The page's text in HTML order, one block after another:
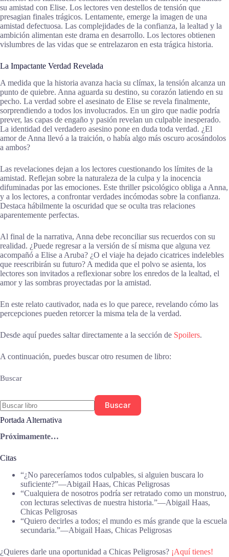
su amistad con Elise. Los lectores ven destellos de tensión que
presagian finales trágicos. Lentamente, emerge la imagen de una
amistad defectuosa. Las complejidades de la confianza, la lealtad y la
ambición alimentan este drama en desarrollo. Los lectores obtienen
vislumbres de las vidas que se entrelazaron en esta trágica historia.
La Impactante Verdad Revelada
A medida que la historia avanza hacia su clímax, la tensión alcanza un
punto de quiebre. Anna aguarda su destino, su corazón latiendo en su
pecho. La verdad sobre el asesinato de Elise se revela finalmente,
sorprendiendo a todos los involucrados. En un giro que nadie podría
prever, las capas de engaño y pasión revelan un culpable inesperado.
La identidad del verdadero asesino pone en duda toda verdad. ¿El
amor de Anna llevó a la traición, o había algo más oscuro acosándolos
a ambos?
Las revelaciones dejan a los lectores cuestionando los límites de la
amistad. Reflejan sobre la naturaleza de la culpa y la inocencia
difuminadas por las emociones. Este thriller psicológico obliga a Anna,
y a los lectores, a confrontar verdades incómodas sobre la confianza.
Destaca hábilmente la oscuridad que se oculta tras relaciones
aparentemente perfectas.
Al final de la narrativa, Anna debe reconciliar sus recuerdos con su
realidad. ¿Puede regresar a la versión de sí misma que alguna vez
acompañó a Elise a Aruba? ¿O el viaje ha dejado cicatrices indelebles
que reescribirán su futuro? A medida que el polvo se asienta, los
lectores son invitados a reflexionar sobre los enredos de la lealtad, el
amor y las sombras proyectadas por la amistad.
En este relato cautivador, nada es lo que parece, revelando cómo las
percepciones pueden retorcer la misma tela de la verdad.
Desde aquí puedes saltar directamente a la sección de Spoilers.
A continuación, puedes buscar otro resumen de libro:
Buscar
Buscar
Portada Alternativa
Próximamente…
Citas
“¿No pareceríamos todos culpables, si alguien buscara lo
suficiente?”―Abigail Haas, Chicas Peligrosas
“Cualquiera de nosotros podría ser retratado como un monstruo,
con lecturas selectivas de nuestra historia.”―Abigail Haas,
Chicas Peligrosas
“Quiero decirles a todos; el mundo es más grande que la escuela
secundaria.”―Abigail Haas, Chicas Peligrosas
¿Quieres darle una oportunidad a Chicas Peligrosas? ¡Aquí tienes!